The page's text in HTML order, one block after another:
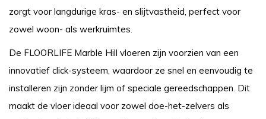
zorgt voor langdurige kras- en slijtvastheid, perfect voor
zowel woon- als werkruimtes.
De FLOORLIFE Marble Hill vloeren zijn voorzien van een
innovatief click-systeem, waardoor ze snel en eenvoudig te
installeren zijn zonder lijm of speciale gereedschappen. Dit
maakt de vloer ideaal voor zowel doe-het-zelvers als